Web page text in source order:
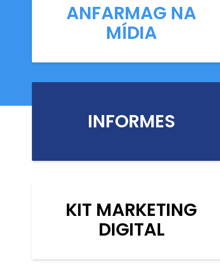
ANFARMAG NA
MÍDIA
INFORMES
KIT MARKETING
DIGITAL